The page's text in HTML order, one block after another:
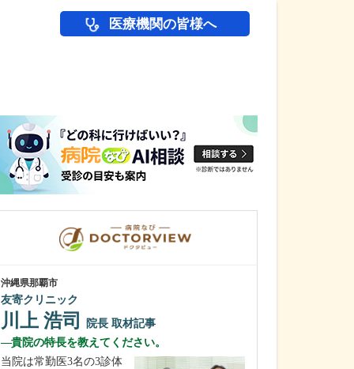
医療機関の皆様へ
沖縄県那覇市
友寄クリニック
川上 浩司 院長 取材記事
貴院の特長を教えてください。
当院は常勤医3名の3診体